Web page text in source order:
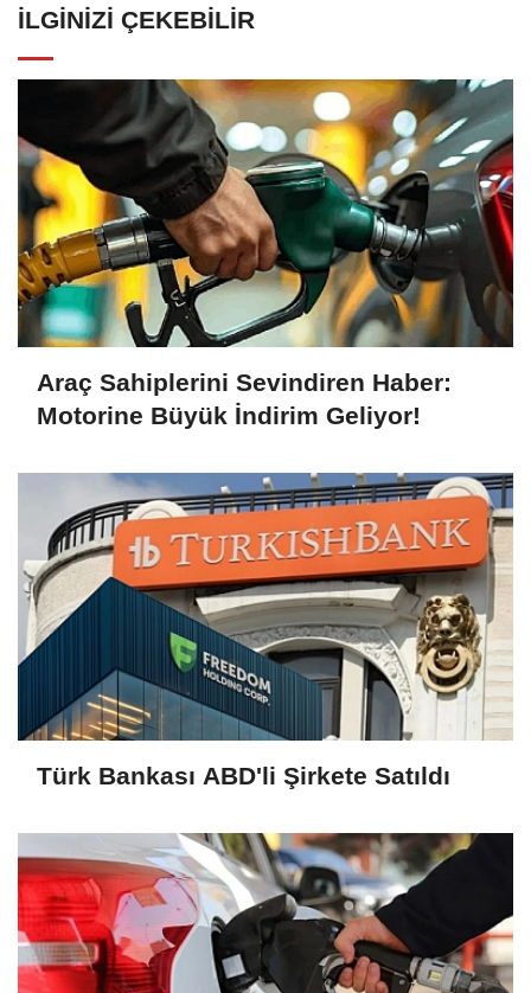
İLGINIZI ÇEKEBILIR
Araç Sahiplerini Sevindiren Haber:
Motorine Büyük İndirim Geliyor!
Türk Bankası ABD'li Şirkete Satıldı